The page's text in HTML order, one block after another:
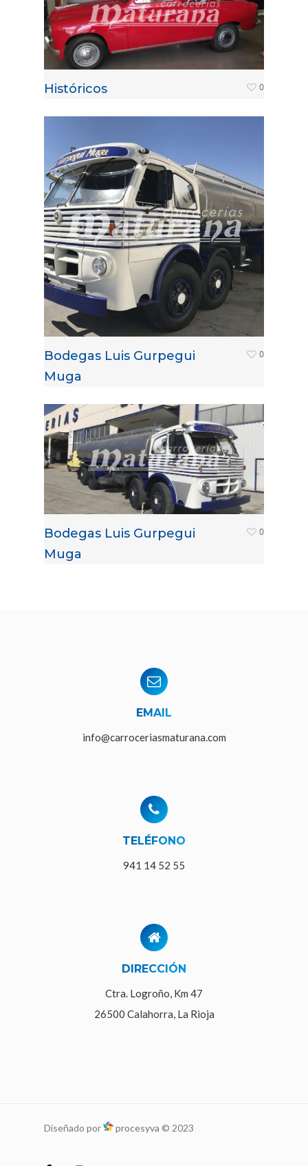
Históricos 0
Bodegas Luis Gurpegui
Muga
0
Bodegas Luis Gurpegui
Muga
0
EMAIL
info@carroceriasmaturana.com
TELÉFONO
941 14 52 55
DIRECCIÓN
Ctra. Logroño, Km 47
26500 Calahorra, La Rioja
Diseñado por procesyva © 2023